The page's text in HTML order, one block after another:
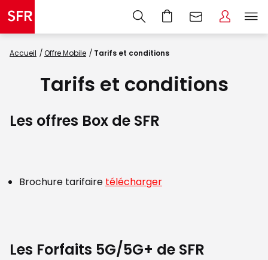
Accueil Offre Mobile Tarifs et conditions
Tarifs et conditions
Les offres Box de SFR
Brochure tarifaire télécharger
Les Forfaits 5G/5G+ de SFR